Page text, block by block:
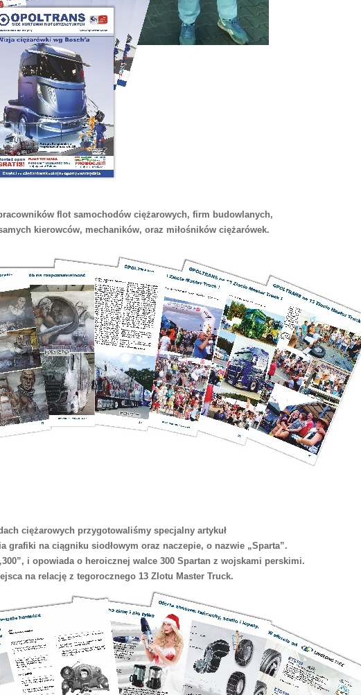
flot samochodów ciężarowych, firm budowlanych,
kierowców, mechaników, oraz miłośników ciężarówek.
ciężarowych przygotowaliśmy specjalny artykuł
grafiki na ciągniku siodłowym oraz naczepie, o nazwie „Sparta”.
i opowiada o heroicznej walce 300 Spartan z wojskami perskimi.
na relację z tegorocznego 13 Zlotu Master Truck.